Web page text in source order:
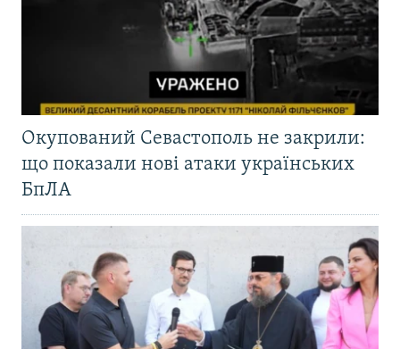
Окупований Севастополь не закрили:
що показали нові атаки українських
БпЛА